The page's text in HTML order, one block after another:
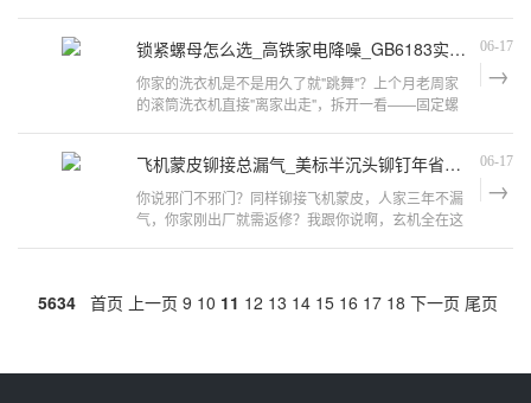
锁紧螺母怎么选_高铁家电降噪_GB6183实战解析 06-17
你家的洗衣机是不是用久了就"跳舞"？上个月老周家
的滚筒洗衣机直接"离家出走"，拆开一看——固定螺
飞机蒙皮铆接总漏气_美标半沉头铆钉年省8万维修费 06-17
你说邪门不邪门？同样铆接飞机蒙皮，人家三年不漏
气，你家刚出厂就需返修？我跟你说啊，玄机全在这
5634 首页 上一页 9 10 11 12 13 14 15 16 17 18 下一页 尾页